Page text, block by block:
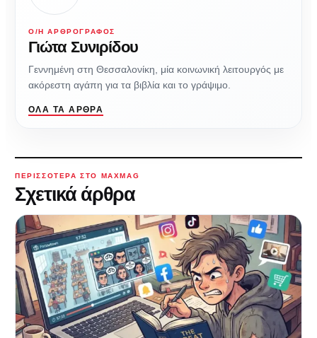
Ο/Η ΑΡΘΡΟΓΡΆΦΟΣ
Γιώτα Συνιρίδου
Γεννημένη στη Θεσσαλονίκη, μία κοινωνική λειτουργός με
ακόρεστη αγάπη για τα βιβλία και το γράψιμο.
ΌΛΑ ΤΑ ΆΡΘΡΑ
ΠΕΡΙΣΣΌΤΕΡΑ ΣΤΟ MAXMAG
Σχετικά άρθρα